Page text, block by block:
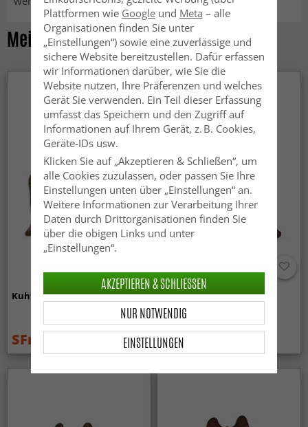
Meist angesehene Produkte
Kuhfell - Braun 247
SFr. 199
Kuhfell - Braun 254
SFr. 199
Plattformen wie Googleund Meta – alle
Organisationen finden Sie unter
„Einstellungen“) sowie eine zuverlässige und
sichere Website bereitzustellen. Dafür erfassen
wir Informationen darüber, wie Sie die
Website nutzen, Ihre Präferenzen und welches
Gerät Sie verwenden. Ein Teil dieser Erfassung
umfasst das Speichern und den Zugriff auf
Informationen auf Ihrem Gerät, z. B. Cookies,
Geräte-IDs usw.
Klicken Sie auf „Akzeptieren & Schließen“, um
alle Cookies zuzulassen, oder passen Sie Ihre
Einstellungen unten über „Einstellungen“ an.
Weitere Informationen zur Verarbeitung Ihrer
Daten durch Drittorganisationen finden Sie
über die obigen Links und unter
„Einstellungen“.
EINSTELLUNGEN
NUR NOTWENDIG
AKZEPTIEREN & SCHLIESSEN